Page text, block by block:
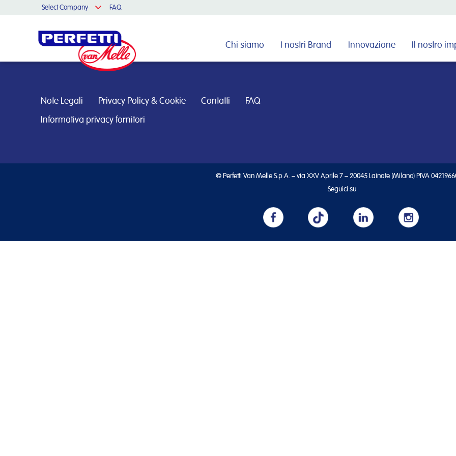
Select Company FAQ
Chi siamo I nostri Brand Innovazione Il nostro
Cerca nel sito
Note Legali Privacy Policy & Cookie Contatti FAQ
Informativa privacy fornitori
© Perfetti Van Melle S.p.A. – via XXV Aprile 7 – 20045 Lainate (Milano) PIVA
Seguici su